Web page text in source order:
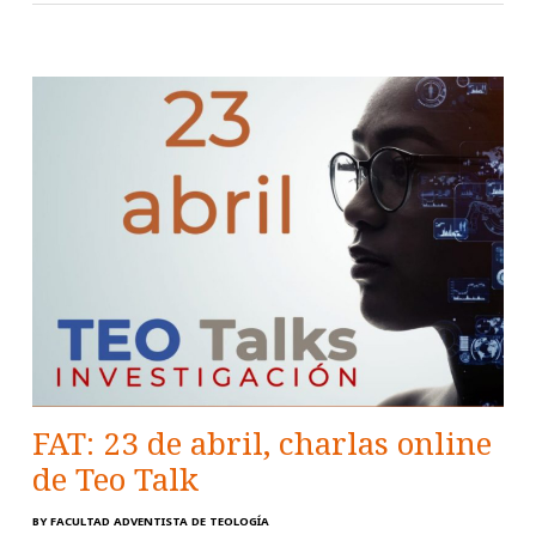
FAT: 23 de abril, charlas online
de Teo Talk
BY FACULTAD ADVENTISTA DE TEOLOGÍA